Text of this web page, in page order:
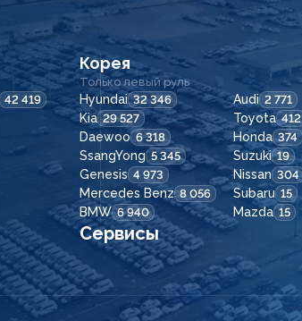
42 419
Корея
Только левый руль
Hyundai 32 346 Audi 2 771
Kia 29 527 Toyota 412
Daewoo 6 318 Honda 374
SsangYong 5 345 Suzuki 19
Genesis 4 973 Nissan 304
Mercedes Benz 8 056 Subaru 15
BMW 6 940 Mazda 15
Сервисы